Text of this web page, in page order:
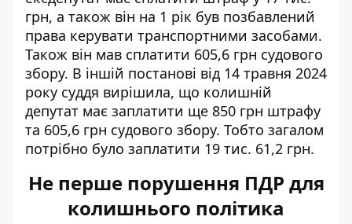
грн, а також він на 1 рік був позбавлений
права керувати транспортними засобами.
Також він мав сплатити 605,6 грн судового
збору. В іншій постанові від 14 травня 2024
року суддя вирішила, що колишній
депутат має заплатити ще 850 грн штрафу
та 605,6 грн судового збору. Тобто загалом
потрібно було заплатити 19 тис. 61,2 грн.
Не перше порушення ПДР для
колишнього політика